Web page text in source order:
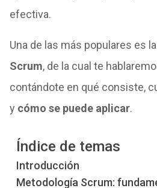
efectiva.
Una de las más populares es la
Scrum, de la cual te
contándote en qué consiste,
y cómo se puede aplicar.
Índice de temas
Introducción
Metodología Scrum: